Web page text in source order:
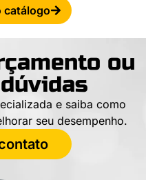
catálogo
ou
e saiba como
seu desempenho.